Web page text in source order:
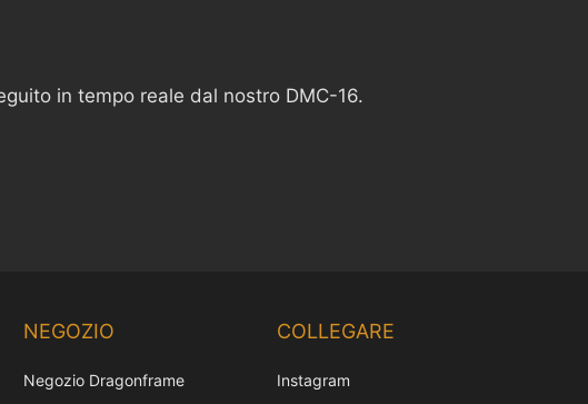
in tempo reale dal nostro DMC-16.
NEGOZIO
Negozio Dragonframe
COLLEGARE
Instagram
Korean